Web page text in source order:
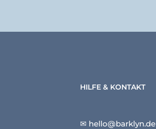
HILFE & KONTAKT
✉ hello@barklyn.de